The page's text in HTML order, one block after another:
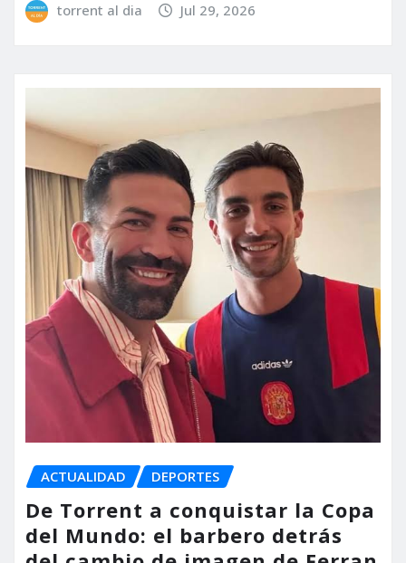
torrent al dia Jul 29, 2026
ACTUALIDAD DEPORTES
De Torrent a conquistar la Copa
del Mundo: el barbero detrás